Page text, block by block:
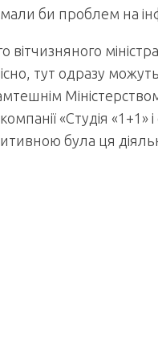
би проблем на
тут одразу
«Студія «1+1»
була ця